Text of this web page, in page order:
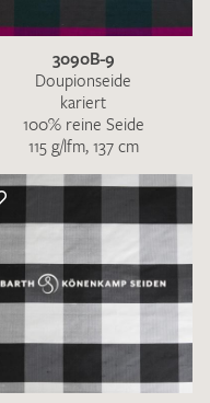
3090B-9
Doupionseide
kariert
100% reine Seide
115 g/lfm, 137 cm